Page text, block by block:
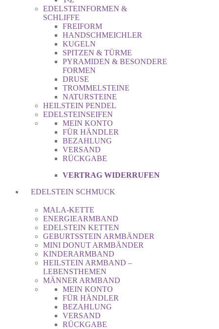
EDELSTEINFORMEN &
SCHLIFFE
FREIFORM
HANDSCHMEICHLER
KUGELN
SPITZEN & TÜRME
PYRAMIDEN & BESONDERE
FORMEN
DRUSE
TROMMELSTEINE
NATURSTEINE
HEILSTEIN PENDEL
EDELSTEINSEIFEN
MEIN KONTO
FÜR HÄNDLER
BEZAHLUNG
VERSAND
RÜCKGABE
VERTRAG WIDERRUFEN
EDELSTEIN SCHMUCK
MALA-KETTE
ENERGIEARMBAND
EDELSTEIN KETTEN
GEBURTSSTEIN ARMBÄNDER
MINI DONUT ARMBÄNDER
KINDERARMBAND
HEILSTEIN ARMBAND –
LEBENSTHEMEN
MÄNNER ARMBAND
MEIN KONTO
FÜR HÄNDLER
BEZAHLUNG
VERSAND
RÜCKGABE